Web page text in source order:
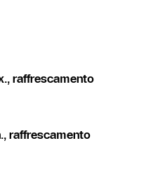
raffrescamento
raffrescamento